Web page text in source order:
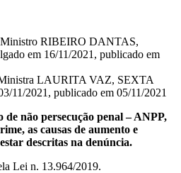
Ministro RIBEIRO DANTAS,
em 16/11/2021, publicado em
LAURITA VAZ, SEXTA
11/2021, publicado em 05/11/2021
não persecução penal – ANPP,
as causas de aumento e
descritas na denúncia.
Lei n. 13.964/2019.